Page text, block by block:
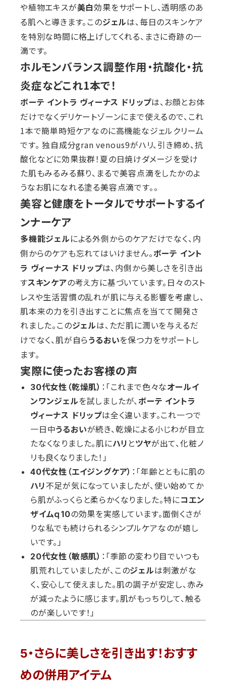
や植物エキスが美白効果をサポートし、透明感のあ
る肌へと導きます。このジェルは、毎日のスキンケア
を特別な時間に格上げしてくれる、まさに奇跡の一
滴です。
ホルモンバランス調整作用・抗酸化・抗
炎症などこれ1本で！
ボーテ イントラ ヴィーナス ドリップは、お顔とお体
だけでなくデリケートゾーンにまで使えるので、これ
1本で簡単時短ケアなのに高機能なジェルクリーム
です。 独自成分gran venous9がハリ、引き締め、抗
酸化などに効果抜群！夏の日焼けダメージを受け
た肌もみるみる蘇り、まるで美容点滴をしたかのよ
うなお肌になれる塗る美容点滴です。。
美容と健康をトータルでサポートするイ
ンナーケア
多機能ジェル による外側からのケアだけでなく、内
側からのケアも忘れてはいけません。 ボーテ イント
ラ ヴィーナス ドリップは、内側から美しさを引き出
すスキンケアの考え方に基づいています。日々のスト
レスや生活習慣の乱れが肌に与える影響を考慮し、
肌本来の力を引き出すことに焦点を当てて開発さ
れました。このジェルは、ただ肌に潤いを与えるだ
けでなく、肌が自らうるおいを保つ力をサポートし
ます。
実際に使ったお客様の声
30代女性（乾燥肌） ：「これまで色々なオールイ
ンワンジェルを試しましたが、 ボーテ イントラ
ヴィーナス ドリップは全く違います。これ一つで
一日中うるおいが続き、乾燥による小じわが目立
たなくなりました。肌にハリ とツヤが出て、化粧ノ
リも良くなりました！」
40代女性（エイジングケア） ：「年齢とともに肌の
ハリ 不足が気になっていましたが、使い始めてか
ら肌がふっくらと柔らかくなりました。特にコエン
ザイムｑ10の効果を実感しています。面倒くさが
りな私でも続けられるシンプルケアなのが嬉し
いです。」
20代女性（敏感肌） ：「季節の変わり目でいつも
肌荒れしていましたが、このジェルは刺激がな
く、安心して使えました。肌の調子が安定し、赤み
が減ったように感じます。肌がもっちりして、触る
のが楽しいです！」
5・さらに美しさを引き出す！おすす
めの併用アイテム